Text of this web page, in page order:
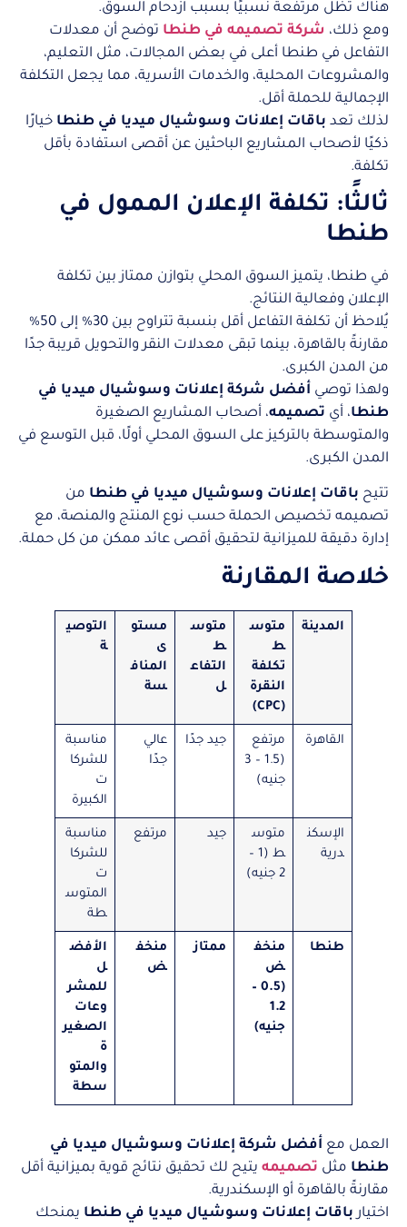
هناك تظل مرتفعة نسبيًا بسبب ازدحام السوق.
ومع ذلك، شركة تصميمه في طنطا توضح أن معدلات
التفاعل في طنطا أعلى في بعض المجالات، مثل التعليم،
والمشروعات المحلية، والخدمات الأسرية، مما يجعل التكلفة
الإجمالية للحملة أقل.
لذلك تعد باقات إعلانات وسوشيال ميديا في طنطا خيارًا
ذكيًا لأصحاب المشاريع الباحثين عن أقصى استفادة بأقل
تكلفة.
ثالثًا: تكلفة الإعلان الممول في
طنطا
في طنطا، يتميز السوق المحلي بتوازن ممتاز بين تكلفة
الإعلان وفعالية النتائج.
يُلاحظ أن تكلفة التفاعل أقل بنسبة تتراوح بين 30% إلى 50%
مقارنةً بالقاهرة، بينما تبقى معدلات النقر والتحويل قريبة جدًا
من المدن الكبرى.
ولهذا توصي أفضل شركة إعلانات وسوشيال ميديا في
طنطا، أي تصميمه، أصحاب المشاريع الصغيرة
والمتوسطة بالتركيز على السوق المحلي أولًا، قبل التوسع في
المدن الكبرى.
تتيح باقات إعلانات وسوشيال ميديا في طنطا من
تصميمه تخصيص الحملة حسب نوع المنتج والمنصة، مع
إدارة دقيقة للميزانية لتحقيق أقصى عائد ممكن من كل حملة.
خلاصة المقارنة
المدينة
متوس
ط
تكلفة
النقرة
(CPC)
متوس
ط
التفاع
ل
مستو
ى
المناف
سة
التوصي
ة
القاهرة
مرتفع
(1.5 – 3
جنيه)
جيد جدًا
عالي
جدًا
مناسبة
للشركا
ت
الكبيرة
الإسكن
درية
متوس
ط (1 –
2 جنيه)
جيد مرتفع
مناسبة
للشركا
ت
المتوس
طة
طنطا
منخف
ض
(0.5 –
1.2
جنيه)
ممتاز
منخف
ض
الأفض
ل
للمشر
وعات
الصغير
ة
والمتو
سطة
العمل مع أفضل شركة إعلانات وسوشيال ميديا في
طنطا مثل تصميمه يتيح لك تحقيق نتائج قوية بميزانية أقل
مقارنةً بالقاهرة أو الإسكندرية.
اختيار باقات إعلانات وسوشيال ميديا في طنطا يمنحك